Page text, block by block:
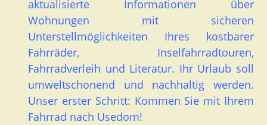
aktualisierte Informationen über
Wohnungen mit sicheren
Unterstellmöglichkeiten Ihres kostbarer
Fahrräder, Inselfahrradtouren,
Fahrradverleih und Literatur. Ihr Urlaub soll
umweltschonend und nachhaltig werden.
Unser erster Schritt: Kommen Sie mit Ihrem
Fahrrad nach Usedom!